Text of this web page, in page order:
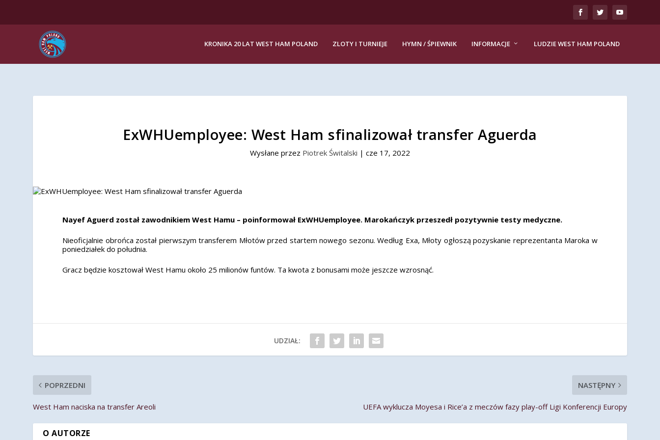
KRONIKA 20 LAT WEST HAM POLAND ZLOTY I TURNIEJE HYMN / ŚPIEWNIK INFORMACJE LUDZIE WEST HAM POLAND
ExWHUemployee: West Ham sfinalizował transfer Aguerda
Wysłane przez Piotrek Świtalski | cze 17, 2022
Nayef Aguerd został zawodnikiem West Hamu – poinformował ExWHUemployee. Marokańczyk przeszedł pozytywnie testy medyczne.
Nieoficjalnie obrońca został pierwszym transferem Młotów przed startem nowego sezonu. Według Exa, Młoty ogłoszą pozyskanie reprezentanta Maroka w
poniedziałek do południa.
Gracz będzie kosztował West Hamu około 25 milionów funtów. Ta kwota z bonusami może jeszcze wzrosnąć.
UDZIAŁ:
POPRZEDNI
West Ham naciska na transfer Areoli
NASTĘPNY
UEFA wyklucza Moyesa i Rice’a z meczów fazy play-off Ligi Konferencji Europy
O AUTORZE